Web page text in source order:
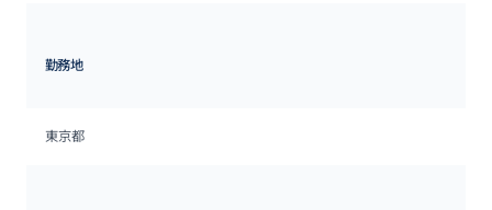
勤務地
東京都